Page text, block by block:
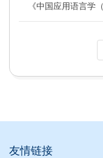
友情链接